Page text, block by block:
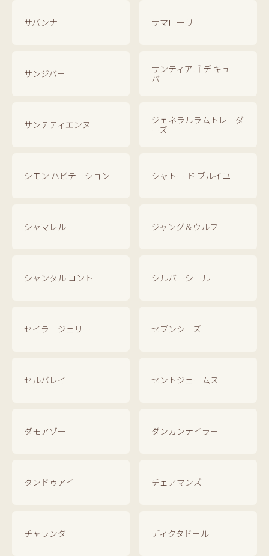
サバンナ サマローリ
サンジバー
サンティアゴ デ キュー
バ
サンテティエンヌ
ジェネラルラムトレーダ
ーズ
シモン ハビテーション シャトー ド ブルイユ
シャマレル ジャング＆ウルフ
シャンタル コント シルバーシール
セイラージェリー セブンシーズ
セルバレイ セントジェームス
ダモアゾー ダンカンテイラー
タンドゥアイ チェアマンズ
チャランダ ディクタドール